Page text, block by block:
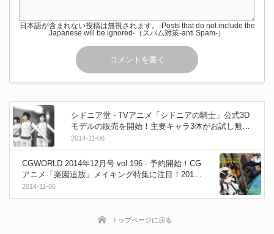
日本語が含まれない投稿は無視されます。-Posts that do not include the
Japanese will be ignored-（スパム対策-anti Spam-）
シドニア堂 - TVアニメ「シドニアの騎士」公式3D
モデルの販売を開始！主要キャラ3体がお試し無料
ダウンロード可能！
2014-11-06
CGWORLD 2014年12月号 vol.196 - 予約開始！CG
アニメ「楽園追放」メイキング特集に注目！2014
年11月10日発売！
2014-11-06
トップページに戻る